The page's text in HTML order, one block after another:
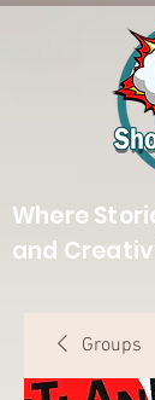
Where
and
Groups